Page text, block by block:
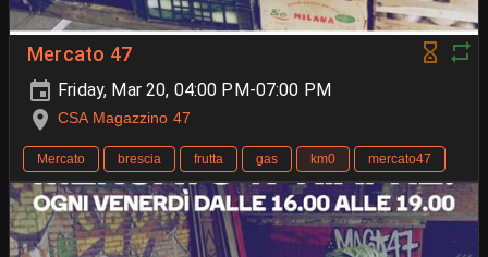
Mercato 47
Friday, Mar 20, 04:00 PM-07:00 PM
CSA Magazzino 47
Mercato brescia frutta gas km0 mercato47